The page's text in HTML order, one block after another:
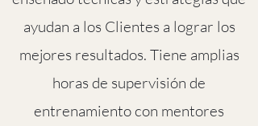
ayudan a los Clientes a lograr los
mejores resultados. Tiene amplias
horas de supervisión de
entrenamiento con mentores